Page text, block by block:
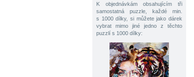
K objednávkám obsahujícím tři
samostatná puzzle, každé min.
s 1000 dílky, si můžete jako dárek
vybrat mimo jiné jedno z těchto
puzzlí s 1000 dílky: